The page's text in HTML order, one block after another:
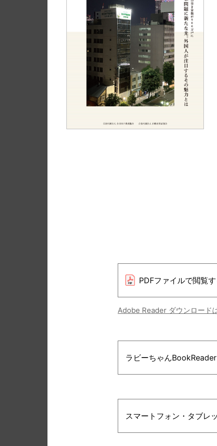
PDFファイルで閲覧
Adobe Reader ダウンロード
ラビーちゃん
スマートフォン・タブレ